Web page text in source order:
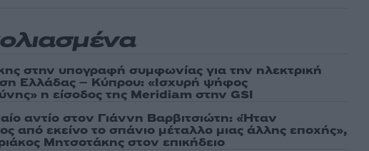
στην υπογραφή συμφωνίας για την ηλεκτρική
Ελλάδας – Κύπρου: «Ισχυρή ψήφος
η είσοδος της Meridiam στην GSI
αντίο στον Γιάννη Βαρβιτσιώτη: «Ήταν
από εκείνο το σπάνιο μέταλλο μιας άλλης εποχής»,
Μητσοτάκης στον επικήδειο